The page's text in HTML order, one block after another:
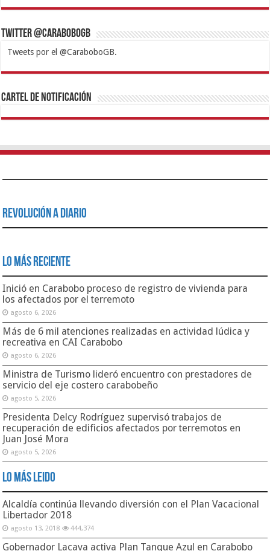
Twitter @CaraboboGB
Tweets por el @CaraboboGB.
1xbetBetturkeyBetistKralbetSupertotobetTipobetMatadorbetMariobet
https://mvbcasino.com/
Cartel de Notificación
Revolución a Diario
Lo Más Reciente
Inició en Carabobo proceso de registro de vivienda para
los afectados por el terremoto
agosto 6, 2026
Más de 6 mil atenciones realizadas en actividad lúdica y
recreativa en CAI Carabobo
agosto 6, 2026
Ministra de Turismo lideró encuentro con prestadores de
servicio del eje costero carabobeño
agosto 5, 2026
Presidenta Delcy Rodríguez supervisó trabajos de
recuperación de edificios afectados por terremotos en
Juan José Mora
agosto 5, 2026
Lo Más Leido
Alcaldía continúa llevando diversión con el Plan Vacacional
Libertador 2018
agosto 13, 2018 444,374
Gobernador Lacava activa Plan Tanque Azul en Carabobo